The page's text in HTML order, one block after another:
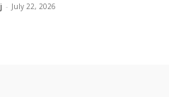
- July 22, 2026